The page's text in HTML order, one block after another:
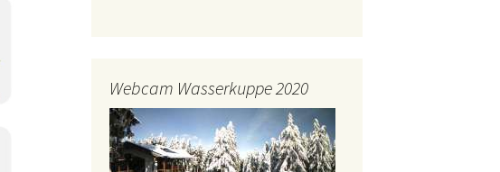
Webcam Wasserkuppe 2020